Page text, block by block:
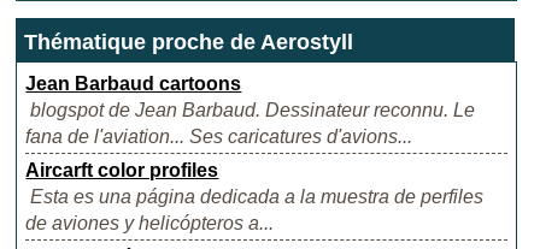
Thématique proche de Aerostyll
Jean Barbaud cartoons
blogspot de Jean Barbaud. Dessinateur reconnu. Le
fana de l'aviation... Ses caricatures d'avions...
Aircarft color profiles
Esta es una página dedicada a la muestra de perfiles
de aviones y helicópteros a...